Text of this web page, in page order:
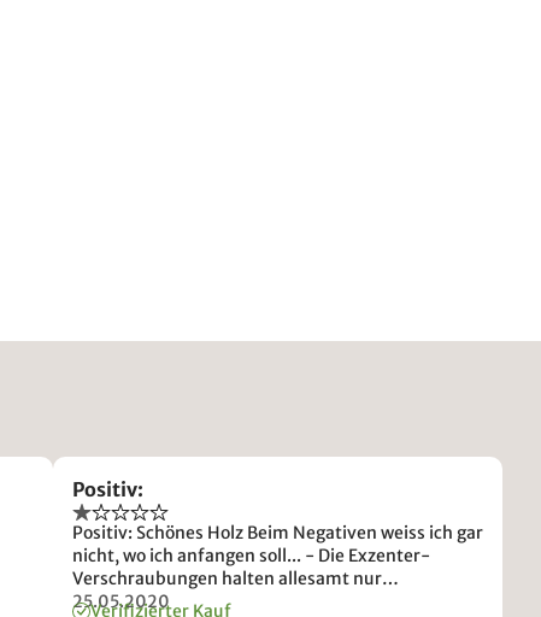
Positiv:
Positiv: Schönes Holz Beim Negativen weiss ich gar
nicht, wo ich anfangen soll... - Die Exzenter-
Verschraubungen halten allesamt nur
ungenügend. Sie drehen sich von selbst heraus,
25.05.2020
Verifizierter Kauf